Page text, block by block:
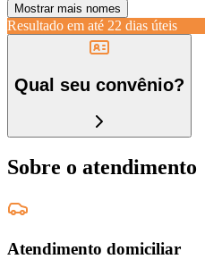
Mostrar mais nomes
Resultado em até 22 dias úteis
Qual seu convênio?
Sobre o atendimento
Atendimento domiciliar